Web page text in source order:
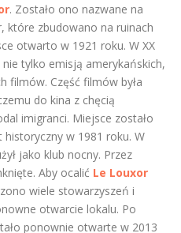
. Zostało ono nazwane na
które zbudowano na ruinach
otwarto w 1921 roku. W XX
tylko emisją amerykańskich,
filmów. Część filmów była
do kina z chęcią
imigranci. Miejsce zostało
w 1981 roku. W
jako klub nocny. Przez
Aby ocalić Le Louxor
wiele stowarzyszeń i
otwarcie lokalu. Po
ponownie otwarte w 2013